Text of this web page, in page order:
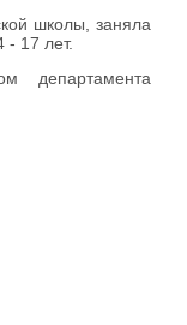
школы, заняла
- 17 лет.
департамента